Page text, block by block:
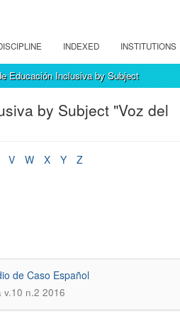
INDEXED INSTITUTIONS
Educación Inclusiva by Subject
by Subject "Voz del
V W X Y
Z
de Caso Español
v.10 n.2 2016